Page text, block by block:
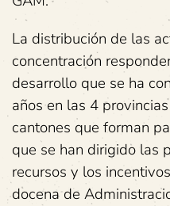
La distribución de las
concentración
desarrollo que se ha
años en las 4
cantones que forman
que se han dirigido las
recursos y los
docena de